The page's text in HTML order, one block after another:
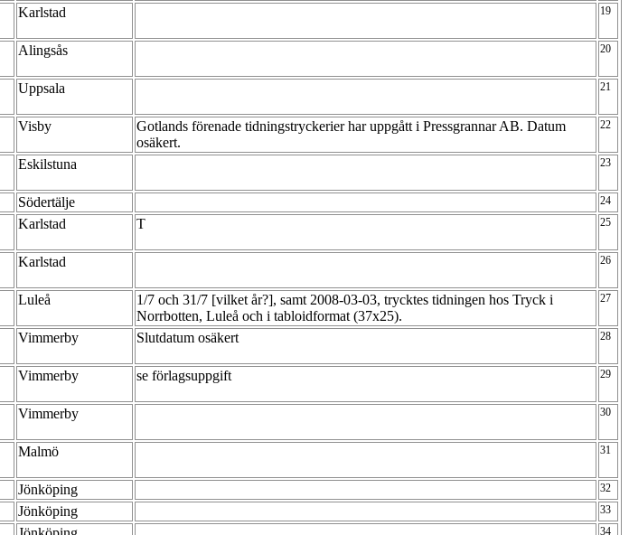
Karlstad 19
Alingsås 20
Uppsala 21
Visby
Gotlands förenade tidningstryckerier har uppgått i Pressgrannar AB. Datum
osäkert.
22
Eskilstuna 23
Södertälje 24
Karlstad T 25
Karlstad 26
Luleå
1/7 och 31/7 [vilket år?], samt 2008-03-03, trycktes tidningen hos Tryck i
Norrbotten, Luleå och i tabloidformat (37x25).
27
Vimmerby Slutdatum osäkert 28
Vimmerby se förlagsuppgift 29
Vimmerby 30
Malmö 31
Jönköping 32
Jönköping 33
34